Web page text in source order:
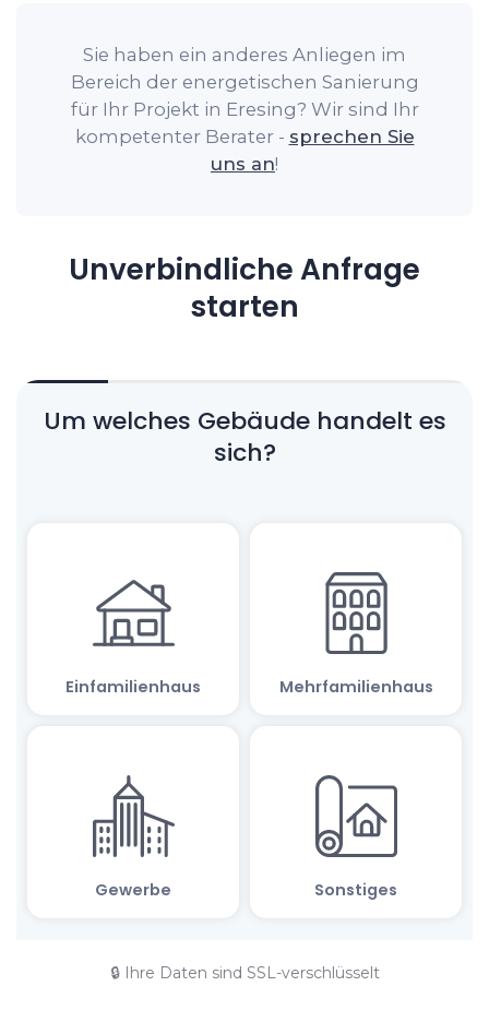
Sie haben ein anderes Anliegen im
Bereich der energetischen Sanierung
für Ihr Projekt in Eresing? Wir sind Ihr
kompetenter Berater - sprechen Sie
uns an!
Unverbindliche Anfrage
starten
🔒 Ihre Daten sind SSL-verschlüsselt